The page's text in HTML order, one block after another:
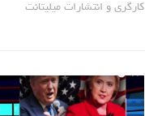
کارگری و انتشارات میلیتانت